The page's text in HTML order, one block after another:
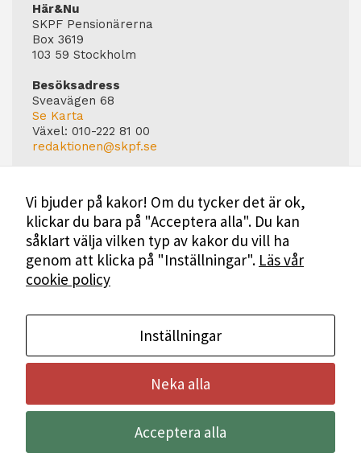
Här&Nu
SKPF Pensionärerna
Box 3619
103 59 Stockholm
Besöksadress
Sveavägen 68
Se Karta
Växel: 010-222 81 00
redaktionen@skpf.se
Markus Dahlberg
Tel: 0720-88 17 17
markus.dahlberg@skpf.se
Annonsering
Swartling & Bergström Media
Birger Jarlsgatan 110
Tel: 08-545 160 60
Bli medlem i SKPF
Annonsera
Vi bjuder på kakor! Om du tycker det är ok,
klickar du bara på "Acceptera alla". Du kan
såklart välja vilken typ av kakor du vill ha
genom att klicka på "Inställningar". Läs vår
cookie policy
Inställningar
Neka alla
Acceptera alla